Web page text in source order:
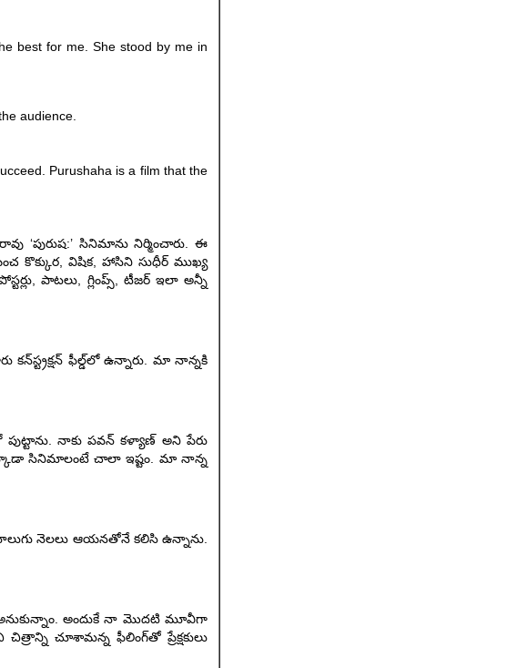
best for me. She stood by me in
audience.
Purushaha is a film that the
‘పురుష:’ సినిమాను నిర్మించారు. ఈ
కొక్కుర, విషిక, హాసిని సుధీర్‌ ముఖ్య
పాటలు, గ్లింప్స్, టీజర్ ఇలా అన్నీ
ఫీల్డ్‌లో ఉన్నారు. మా నాన్నకి
నాకు పవన్ కళ్యాణ్ అని పేరు
సినిమాలంటే చాలా ఇష్టం. మా నాన్న
నెలలు ఆయనతోనే కలిసి ఉన్నాను.
అనుకున్నాం. అందుకే నా మొదటి మూవీగా
చూశామన్న ఫీలింగ్‌తో ప్రేక్షకులు